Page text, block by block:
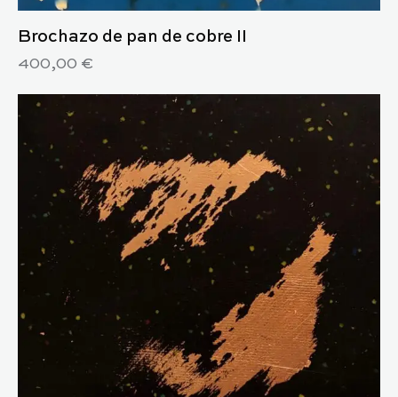
Brochazo de pan de cobre II
400,00 €